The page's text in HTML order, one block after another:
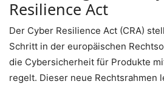
Resilience Act
Der Cyber Resilience Act (CRA)
Schritt in der europäischen
die Cybersicherheit für Produkte
regelt. Dieser neue Rechtsrahmen